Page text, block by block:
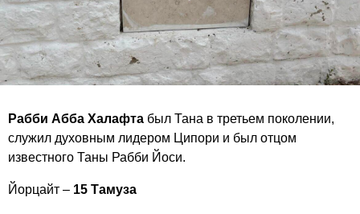
Рабби Абба Халафта был Тана в третьем поколении,
служил духовным лидером Ципори и был отцом
известного Таны Рабби Йоси.
Йорцайт – 15 Тамуза